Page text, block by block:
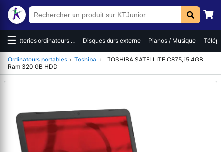
☰Batteries ordinateurs ... Disques durs externe Pianos / Musique
Ordinateurs portables › Toshiba ›
TOSHIBA SATELLITE C875, i5 4GB
Ram 320 GB HDD